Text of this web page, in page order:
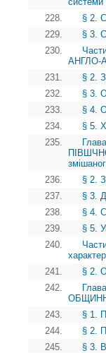
228.
§ 2.
229.
§ 3.
230.
АНГЛО-
231.
§ 2.
232.
§ 3.
233.
§ 4.
234.
§ 5.
235.
236.
§ 2.
237.
§ 3.
238.
§ 4.
239.
§ 5.
240.
241.
§ 2.
242.
243.
§ 1.
244.
§ 2.
245.
§ 3.